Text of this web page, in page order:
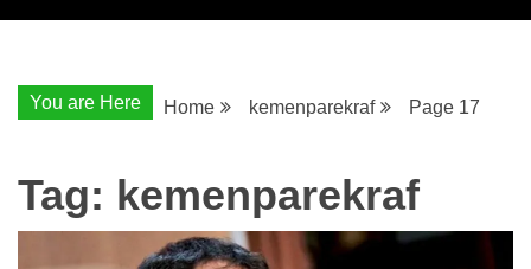
You are Here Home kemenparekraf Page 17
Tag: kemenparekraf